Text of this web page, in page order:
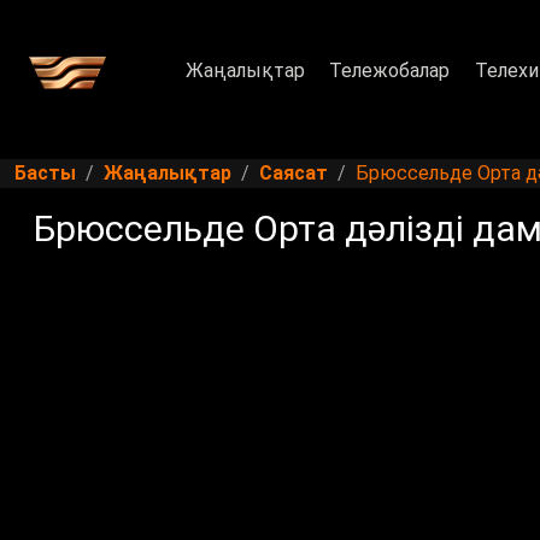
Жаңалықтар Тележобалар
Басты Жаңалықтар Саясат Брюссельде Орта
Брюссельде Орта дәлізді